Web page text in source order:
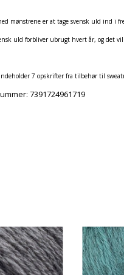
mønstrene er at tage svensk uld ind i
uld forbliver ubrugt hvert år, og det
7 opskrifter fra tilbehør til
7391724961719